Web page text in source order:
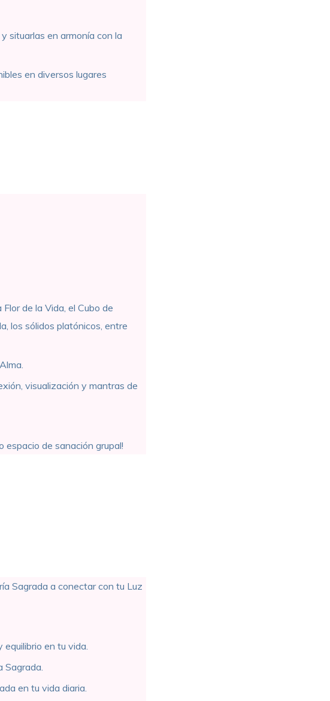
situarlas en armonía con la
en diversos lugares
de la Vida, el Cubo de
los sólidos platónicos, entre
visualización y mantras de
de sanación grupal!
Sagrada a conectar con tu Luz
en tu vida.
Sagrada.
en tu vida diaria.